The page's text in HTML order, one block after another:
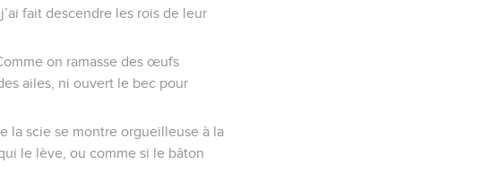
fait descendre les rois de leur
on ramasse des œufs
ailes, ni ouvert le bec pour
la scie se montre orgueilleuse à la
le lève, ou comme si le bâton